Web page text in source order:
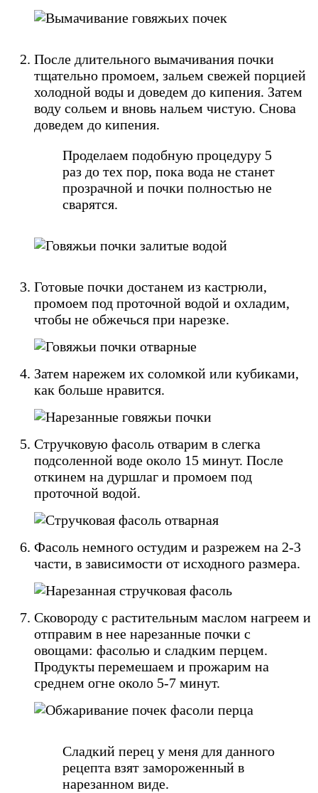
После длительного вымачивания почки
тщательно промоем, зальем свежей порцией
холодной воды и доведем до кипения. Затем
воду сольем и вновь нальем чистую. Снова
доведем до кипения.
Проделаем подобную процедуру 5
раз до тех пор, пока вода не станет
прозрачной и почки полностью не
сварятся.
Готовые почки достанем из кастрюли,
промоем под проточной водой и охладим,
чтобы не обжечься при нарезке.
Затем нарежем их соломкой или кубиками,
как больше нравится.
Стручковую фасоль отварим в слегка
подсоленной воде около 15 минут. После
откинем на дуршлаг и промоем под
проточной водой.
Фасоль немного остудим и разрежем на 2-3
части, в зависимости от исходного размера.
Сковороду с растительным маслом нагреем и
отправим в нее нарезанные почки с
овощами: фасолью и сладким перцем.
Продукты перемешаем и прожарим на
среднем огне около 5-7 минут.
Сладкий перец у меня для данного
рецепта взят замороженный в
нарезанном виде.